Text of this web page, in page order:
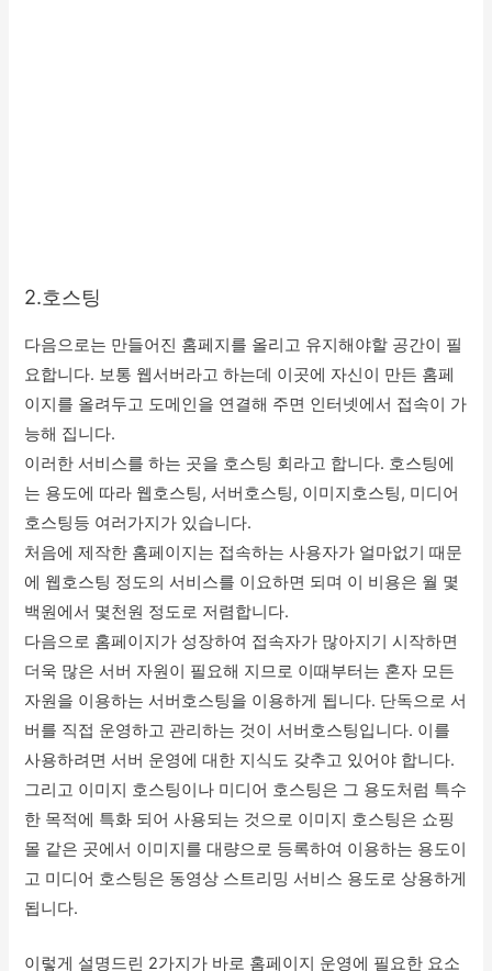
2.호스팅
다음으로는 만들어진 홈페지를 올리고 유지해야할 공간이 필
요합니다. 보통 웹서버라고 하는데 이곳에 자신이 만든 홈페
이지를 올려두고 도메인을 연결해 주면 인터넷에서 접속이 가
능해 집니다.
이러한 서비스를 하는 곳을 호스팅 회라고 합니다. 호스팅에
는 용도에 따라 웹호스팅, 서버호스팅, 이미지호스팅, 미디어
호스팅등 여러가지가 있습니다.
처음에 제작한 홈페이지는 접속하는 사용자가 얼마없기 때문
에 웹호스팅 정도의 서비스를 이요하면 되며 이 비용은 월 몇
백원에서 몇천원 정도로 저렴합니다.
다음으로 홈페이지가 성장하여 접속자가 많아지기 시작하면
더욱 많은 서버 자원이 필요해 지므로 이때부터는 혼자 모든
자원을 이용하는 서버호스팅을 이용하게 됩니다. 단독으로 서
버를 직접 운영하고 관리하는 것이 서버호스팅입니다. 이를
사용하려면 서버 운영에 대한 지식도 갖추고 있어야 합니다.
그리고 이미지 호스팅이나 미디어 호스팅은 그 용도처럼 특수
한 목적에 특화 되어 사용되는 것으로 이미지 호스팅은 쇼핑
몰 같은 곳에서 이미지를 대량으로 등록하여 이용하는 용도이
고 미디어 호스팅은 동영상 스트리밍 서비스 용도로 상용하게
됩니다.
이렇게 설명드린 2가지가 바로 홈페이지 운영에 필요한 요소